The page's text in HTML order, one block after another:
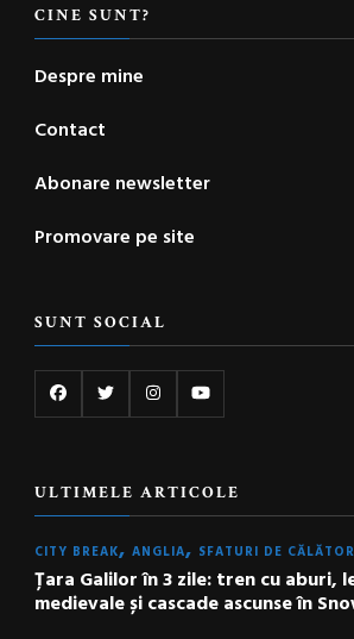
CINE SUNT?
Despre mine
Contact
Abonare newsletter
Promovare pe site
SUNT SOCIAL
ULTIMELE ARTICOLE
CITY BREAK ANGLIA SFATURI DE
Țara Galilor în 3 zile: tren cu aburi,
medievale și cascade ascunse în